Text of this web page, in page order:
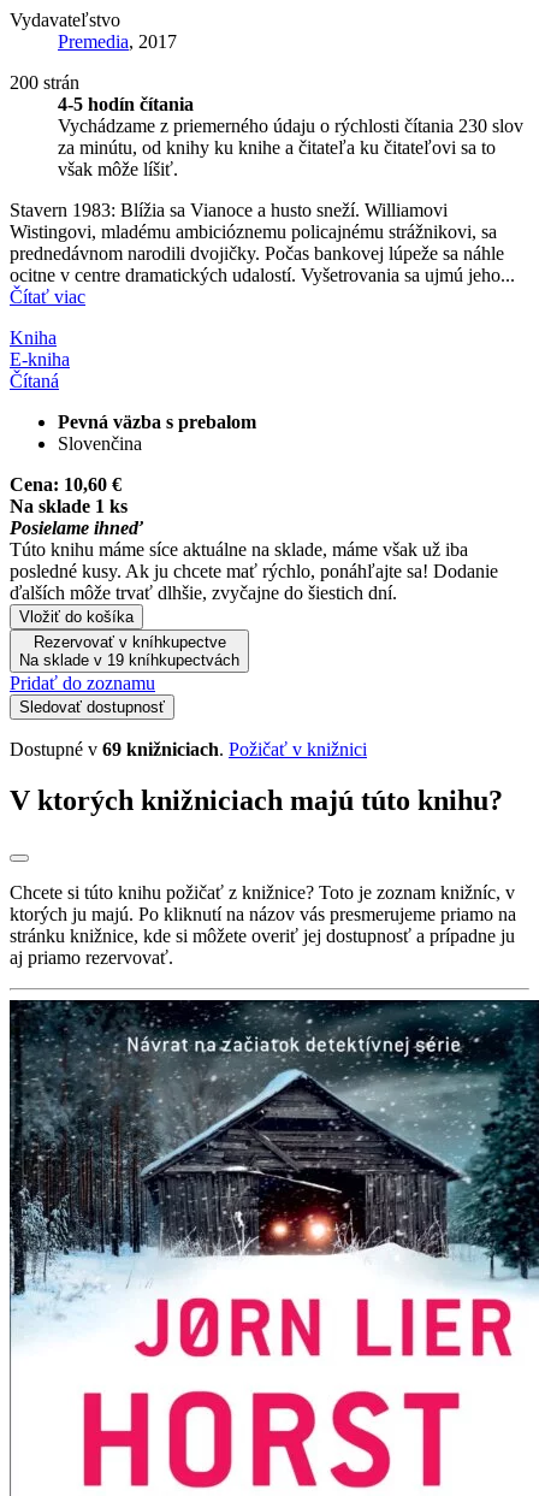
Vydavateľstvo
Premedia, 2017
200 strán
4-5 hodín čítania
Vychádzame z priemerného údaju o rýchlosti čítania 230 slov
za minútu, od knihy ku knihe a čitateľa ku čitateľovi sa to
však môže líšiť.
Stavern 1983: Blížia sa Vianoce a husto sneží. Williamovi
Wistingovi, mladému ambicióznemu policajnému strážnikovi, sa
prednedávnom narodili dvojičky. Počas bankovej lúpeže sa náhle
ocitne v centre dramatických udalostí. Vyšetrovania sa ujmú jeho...
Čítať viac
Kniha
E-kniha
Čítaná
Pevná väzba s prebalom
Slovenčina
Cena: 10,60 €
Na sklade 1 ks
Posielame ihneď
Túto knihu máme síce aktuálne na sklade, máme však už iba
posledné kusy. Ak ju chcete mať rýchlo, ponáhľajte sa! Dodanie
ďalších môže trvať dlhšie, zvyčajne do šiestich dní.
Vložiť do košíka
Rezervovať v kníhkupectve
Na sklade v 19 kníhkupectvách
Pridať do zoznamu
Sledovať dostupnosť
Dostupné v 69 knižniciach. Požičať v knižnici
V ktorých knižniciach majú túto knihu?
Chcete si túto knihu požičať z knižnice? Toto je zoznam knižníc, v
ktorých ju majú. Po kliknutí na názov vás presmerujeme priamo na
stránku knižnice, kde si môžete overiť jej dostupnosť a prípadne ju
aj priamo rezervovať.